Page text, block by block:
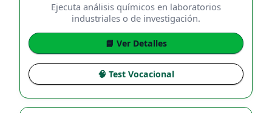
Ejecuta análisis químicos en laboratorios
industriales o de investigación.
📘 Ver Detalles
🧠 Test Vocacional